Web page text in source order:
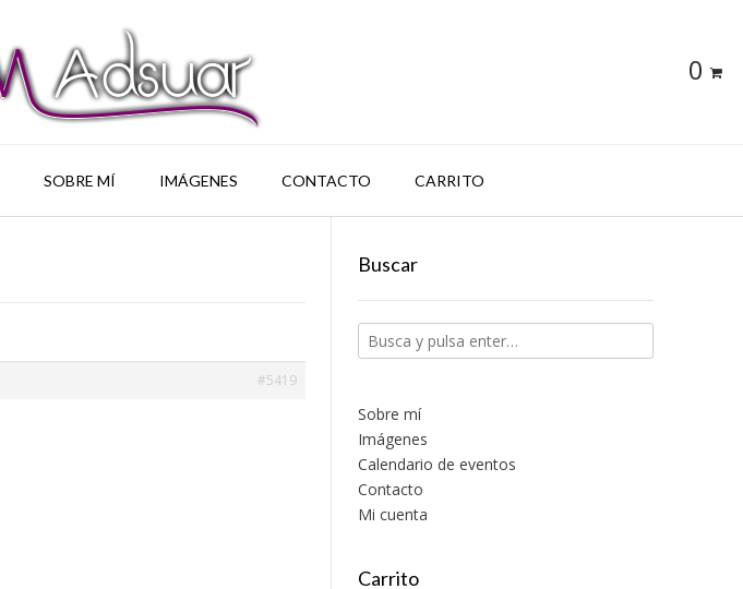
0
SOBRE MÍ IMÁGENES CONTACTO CARRITO
#5419
Buscar
Sobre mí
Imágenes
Calendario de eventos
Contacto
Mi cuenta
Carrito